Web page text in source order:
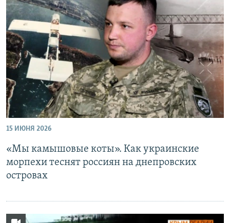
15 ИЮНЯ 2026
«Мы камышовые коты». Как украинские
морпехи теснят россиян на днепровских
островах